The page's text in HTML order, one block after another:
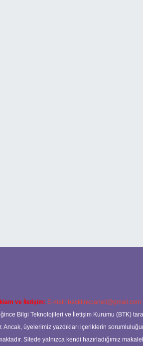
ve İletişim: E-mail: backlinkpaneli@gmail.com
Bilgi Teknolojileri ve İletişim Kurumu (BTK)
Ancak, üyelerimiz yazdıkları içeriklerin
Sitede yalnızca kendi hazırladığımız